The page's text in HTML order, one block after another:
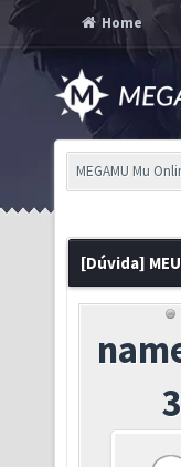
Home
MEGAMU Mu
[Dúvida]
3